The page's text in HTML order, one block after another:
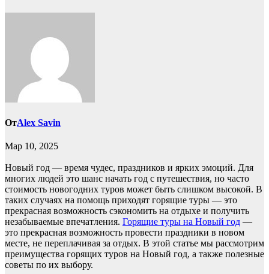
ОтAlex Savin
Мар 10, 2025
Новый год — время чудес, праздников и ярких эмоций. Для
многих людей это шанс начать год с путешествия, но часто
стоимость новогодних туров может быть слишком высокой. В
таких случаях на помощь приходят горящие туры — это
прекрасная возможность сэкономить на отдыхе и получить
незабываемые впечатления. Горящие туры на Новый год —
это прекрасная возможность провести праздники в новом
месте, не переплачивая за отдых. В этой статье мы рассмотрим
преимущества горящих туров на Новый год, а также полезные
советы по их выбору.